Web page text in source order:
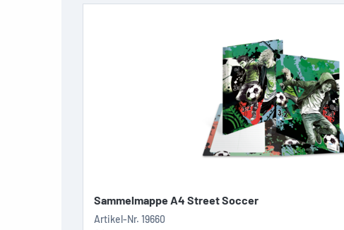
Sammelmappe A4 Street Soccer
Artikel-Nr. 19660